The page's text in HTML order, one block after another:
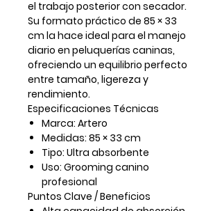
el trabajo posterior con secador.
Su formato práctico de 85 × 33
cm la hace ideal para el manejo
diario en peluquerías caninas,
ofreciendo un equilibrio perfecto
entre tamaño, ligereza y
rendimiento.
Especificaciones Técnicas
Marca: Artero
Medidas: 85 × 33 cm
Tipo: Ultra absorbente
Uso: Grooming canino
profesional
Puntos Clave / Beneficios